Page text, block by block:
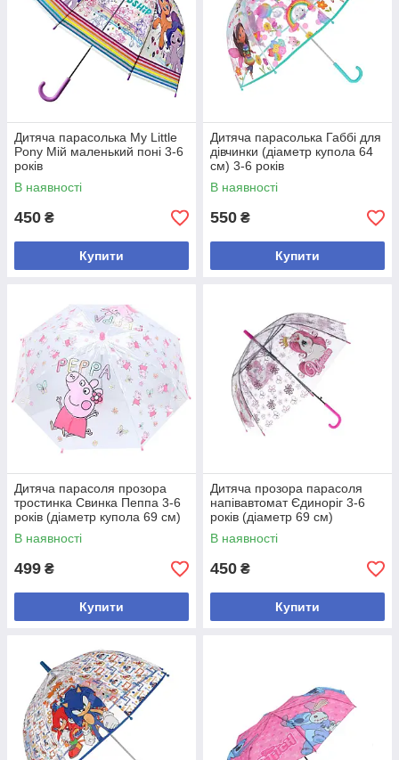
Дитяча парасолька My Little
Pony Мій маленький поні 3-6
років
В наявності
450 ₴
Купити
Дитяча парасолька Габбі для
дівчинки (діаметр купола 64
см) 3-6 років
В наявності
550 ₴
Купити
Дитяча парасоля прозора
тростинка Свинка Пеппа 3-6
років (діаметр купола 69 см)
В наявності
499 ₴
Купити
Дитяча прозора парасоля
напівавтомат Єдиноріг 3-6
років (діаметр 69 см)
В наявності
450 ₴
Купити